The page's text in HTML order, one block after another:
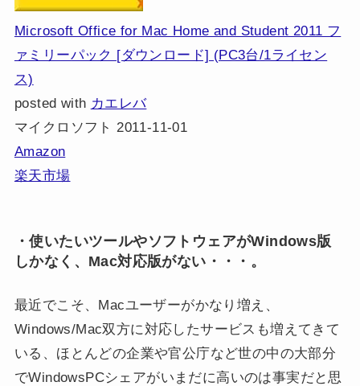
Microsoft Office for Mac Home and Student 2011 フ
ァミリーパック [ダウンロード] (PC3台/1ライセン
ス)
posted with カエレバ
マイクロソフト 2011-11-01
Amazon
楽天市場
・使いたいツールやソフトウェアがWindows版
しかなく、Mac対応版がない・・・。
最近でこそ、Macユーザーがかなり増え、
Windows/Mac双方に対応したサービスも増えてきて
いる、ほとんどの企業や官公庁など世の中の大部分
でWindowsPCシェアがいまだに高いのは事実だと思